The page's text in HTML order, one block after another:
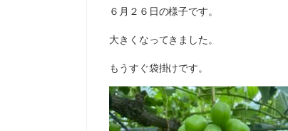
６月２６日の様子です。
大きくなってきました。
もうすぐ袋掛けです。